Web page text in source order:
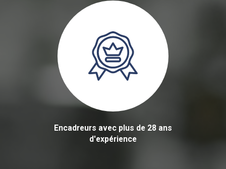
Encadreurs avec plus de 28 ans
d'expérience